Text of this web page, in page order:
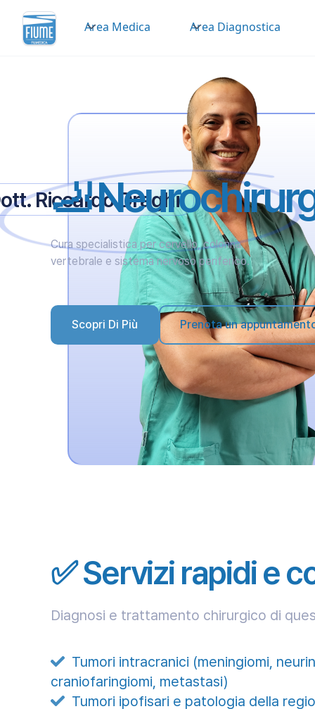
Area Medica Area Diagnostica
Riccardo Draghi
🦶
Cura specialistica per cervello, colonna
vertebrale e sistema nervoso periferico.
Scopri Di Più Prenota un
✅ Servizi rapidi e
Diagnosi e trattamento chirurgico di
 Tumori intracranici (meningiomi,
craniofaringiomi, metastasi)
 Tumori ipofisari e patologia della